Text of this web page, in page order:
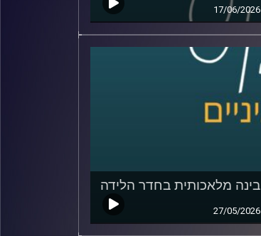
17/06/2026
בינה מלאכותית בחדר הלידה
27/05/2026